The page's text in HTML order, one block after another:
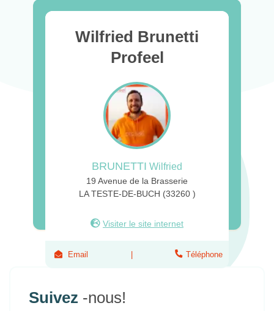
Wilfried Brunetti
Profeel
BRUNETTI Wilfried
19 Avenue de la Brasserie
LA TESTE-DE-BUCH (33260 )
Visiter le site internet
Email Téléphone
Suivez -nous!